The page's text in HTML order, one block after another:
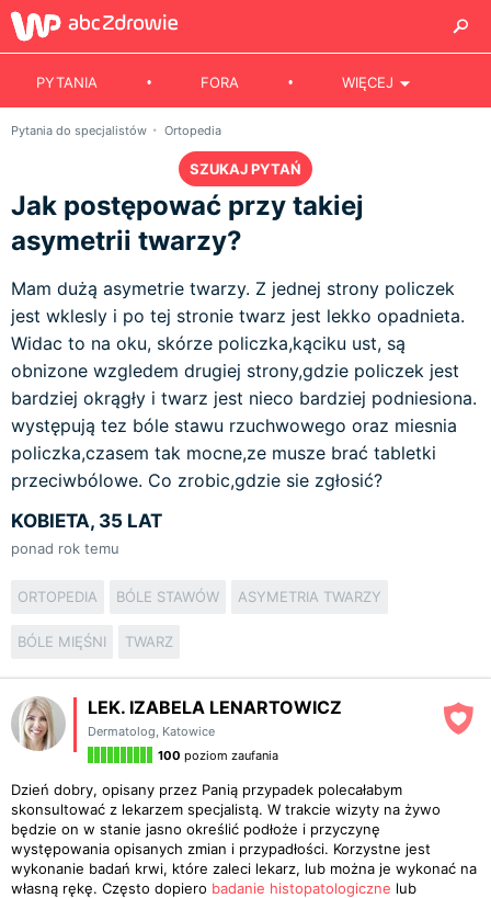
PYTANIA FORA WIĘCEJ
Pytania do specjalistów Ortopedia
SZUKAJ PYTAŃ
Jak postępować przy takiej
asymetrii twarzy?
Mam dużą asymetrie twarzy. Z jednej strony policzek
jest wklesly i po tej stronie twarz jest lekko opadnieta.
Widac to na oku, skórze policzka,kąciku ust, są
obnizone wzgledem drugiej strony,gdzie policzek jest
bardziej okrągły i twarz jest nieco bardziej podniesiona.
występują tez bóle stawu rzuchwowego oraz miesnia
policzka,czasem tak mocne,ze musze brać tabletki
przeciwbólowe. Co zrobic,gdzie sie zgłosić?
KOBIETA, 35 LAT
ponad rok temu
ORTOPEDIA BÓLE STAWÓW ASYMETRIA TWARZY
BÓLE MIĘŚNI TWARZ
LEK. IZABELA LENARTOWICZ
Dermatolog, Katowice
100 poziom zaufania
Dzień dobry, opisany przez Panią przypadek polecałabym
skonsultować z lekarzem specjalistą. W trakcie wizyty na żywo
będzie on w stanie jasno określić podłoże i przyczynę
występowania opisanych zmian i przypadłości. Korzystne jest
wykonanie badań krwi, które zaleci lekarz, lub można je wykonać na
własną rękę. Często dopiero badanie histopatologiczne lub